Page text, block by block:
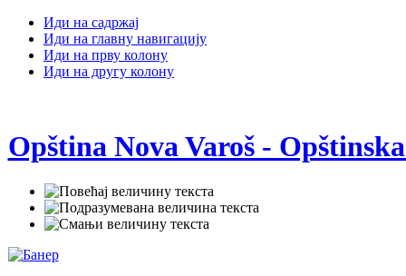
Иди на садржај
Иди на главну навигацију
Иди на прву колону
Иди на другу колону
Opština Nova Varoš -